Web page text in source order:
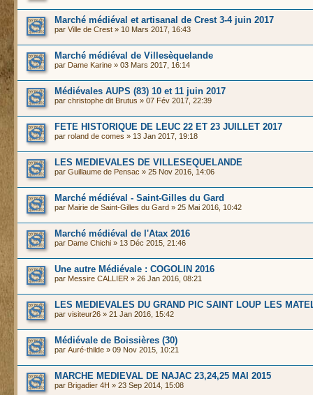
Marché médiéval et artisanal de Crest 3-4 juin 2017
par Ville de Crest » 10 Mars 2017, 16:43
Marché médiéval de Villesèquelande
par Dame Karine » 03 Mars 2017, 16:14
Médiévales AUPS (83) 10 et 11 juin 2017
par christophe dit Brutus » 07 Fév 2017, 22:39
FETE HISTORIQUE DE LEUC 22 ET 23 JUILLET 2017
par roland de comes » 13 Jan 2017, 19:18
LES MEDIEVALES DE VILLESEQUELANDE
par Guillaume de Pensac » 25 Nov 2016, 14:06
Marché médiéval - Saint-Gilles du Gard
par Mairie de Saint-Gilles du Gard » 25 Mai 2016, 10:42
Marché médiéval de l'Atax 2016
par Dame Chichi » 13 Déc 2015, 21:46
Une autre Médiévale : COGOLIN 2016
par Messire CALLIER » 26 Jan 2016, 08:21
LES MEDIEVALES DU GRAND PIC SAINT LOUP LES
par visiteur26 » 21 Jan 2016, 15:42
Médiévale de Boissières (30)
par Auré-thilde » 09 Nov 2015, 10:21
MARCHE MEDIEVAL DE NAJAC 23,24,25 MAI 2015
par Brigadier 4H » 23 Sep 2014, 15:08